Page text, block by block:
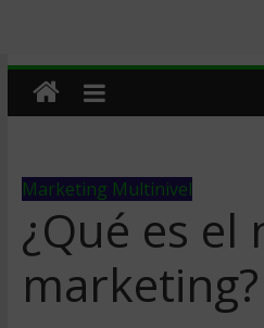
Marketing Multinivel
¿Qué es
marketing?